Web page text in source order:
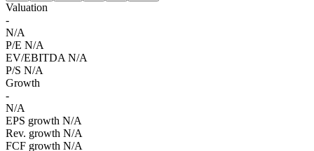
Valuation
-
N/A
P/E N/A
EV/EBITDA N/A
P/S N/A
Growth
-
N/A
EPS growth N/A
Rev. growth N/A
FCF growth N/A